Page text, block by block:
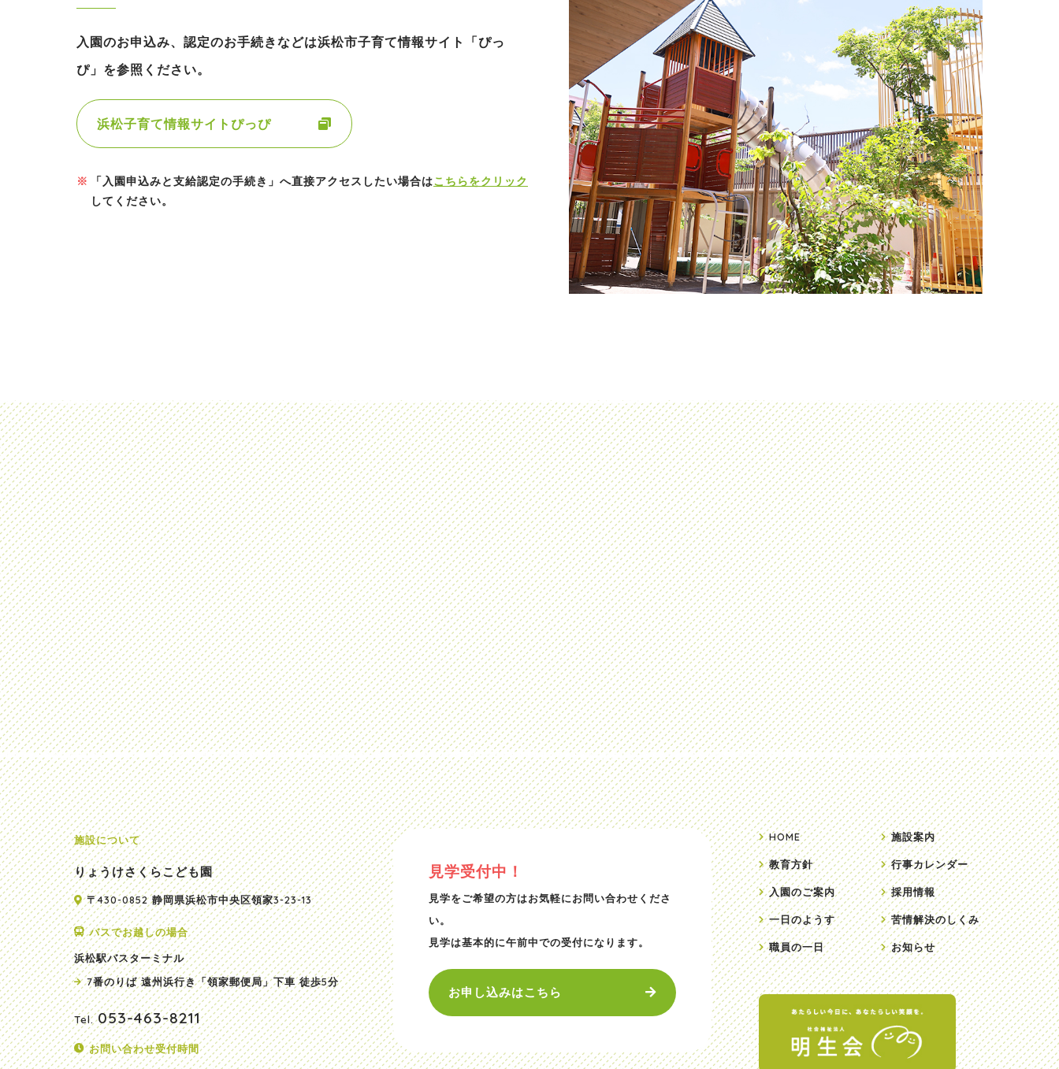
入園のお申込み、認定のお手続きなどは浜松市子育て情報サイト「ぴっ
ぴ」を参照ください。
浜松子育て情報サイトぴっぴ
「入園申込みと支給認定の手続き」へ直接アクセスしたい場合はこちらをクリック
してください。
施設について
りょうけさくらこども園
〒430-0852 静岡県浜松市中央区領家3-23-13
バスでお越しの場合
浜松駅バスターミナル
7番のりば 遠州浜行き「領家郵便局」下車 徒歩5分
Tel. 053-463-8211
お問い合わせ受付時間
見学受付中！
見学をご希望の方はお気軽にお問い合わせくださ
い。
見学は基本的に午前中での受付になります。
お申し込みはこちら
HOME
教育方針
入園のご案内
一日のようす
職員の一日
施設案内
行事カレンダー
採用情報
苦情解決のしくみ
お知らせ